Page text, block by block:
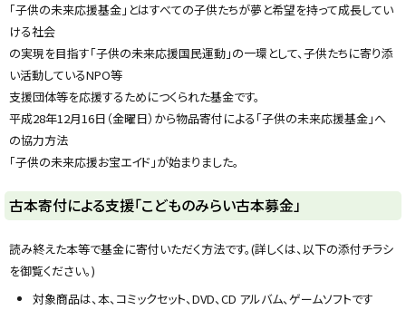
t
y
「子供の未来応援基金」とはすべての子供たちが夢と希望を持って成長してい
ける社会
の実現を目指す「子供の未来応援国民運動」の一環として、子供たちに寄り添
い活動しているNPO等
支援団体等を応援するためにつくられた基金です。
平成28年12月16日（金曜日）から物品寄付による「子供の未来応援基金」へ
の協力方法
「子供の未来応援お宝エイド」が始まりました。
古本寄付による支援「こどものみらい古本募金」
読み終えた本等で基金に寄付いただく方法です。(詳しくは、以下の添付チラシ
を御覧ください。)
対象商品は、本、コミックセット、DVD、CD アルバム、ゲームソフトです